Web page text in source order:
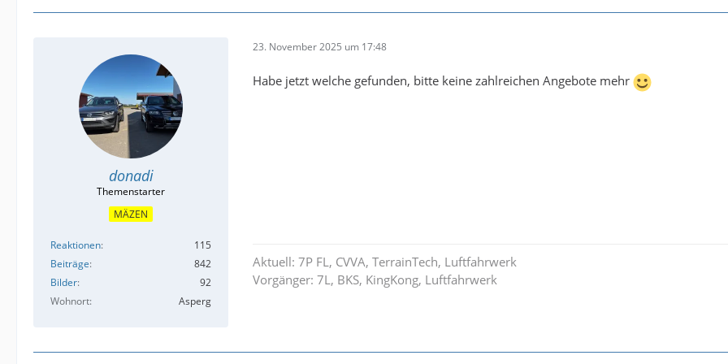
donadi
MÄZEN
Reaktionen
115
Beiträge
842
Bilder
92
Wohnort
Asperg
23. November 2025 um 17:48
Habe jetzt welche gefunden, bitte keine zahlreichen Angebote mehr
Aktuell: 7P FL, CVVA, TerrainTech, Luftfahrwerk
Vorgänger: 7L, BKS, KingKong, Luftfahrwerk